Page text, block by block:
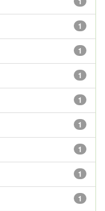
1
1
1
1
1
1
1
1